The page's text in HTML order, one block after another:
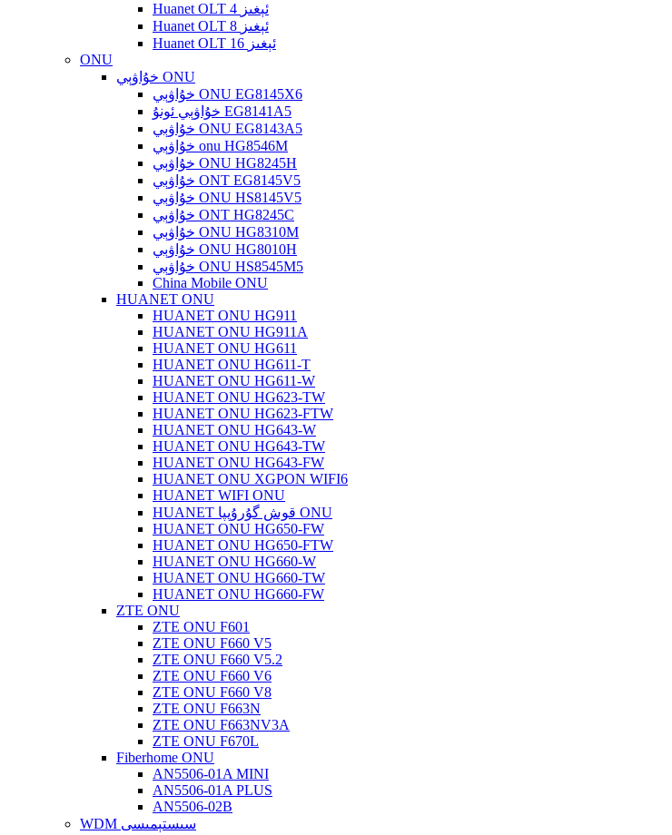
Huanet OLT 4 ئېغىز
Huanet OLT 8 ئېغىز
Huanet OLT 16 ئېغىز
ONU
خۇاۋېي ONU
خۇاۋېي ONU EG8145X6
خۇاۋېي ئونۇ EG8141A5
خۇاۋېي ONU EG8143A5
خۇاۋېي onu HG8546M
خۇاۋېي ONU HG8245H
خۇاۋېي ONT EG8145V5
خۇاۋېي ONU HS8145V5
خۇاۋېي ONT HG8245C
خۇاۋېي ONU HG8310M
خۇاۋېي ONU HG8010H
خۇاۋېي ONU HS8545M5
China Mobile ONU
HUANET ONU
HUANET ONU HG911
HUANET ONU HG911A
HUANET ONU HG611
HUANET ONU HG611-T
HUANET ONU HG611-W
HUANET ONU HG623-TW
HUANET ONU HG623-FTW
HUANET ONU HG643-W
HUANET ONU HG643-TW
HUANET ONU HG643-FW
HUANET ONU XGPON WIFI6
HUANET WIFI ONU
HUANET قوش گۇرۇپپا ONU
HUANET ONU HG650-FW
HUANET ONU HG650-FTW
HUANET ONU HG660-W
HUANET ONU HG660-TW
HUANET ONU HG660-FW
ZTE ONU
ZTE ONU F601
ZTE ONU F660 V5
ZTE ONU F660 V5.2
ZTE ONU F660 V6
ZTE ONU F660 V8
ZTE ONU F663N
ZTE ONU F663NV3A
ZTE ONU F670L
Fiberhome ONU
AN5506-01A MINI
AN5506-01A PLUS
AN5506-02B
WDM سىستېمىسى